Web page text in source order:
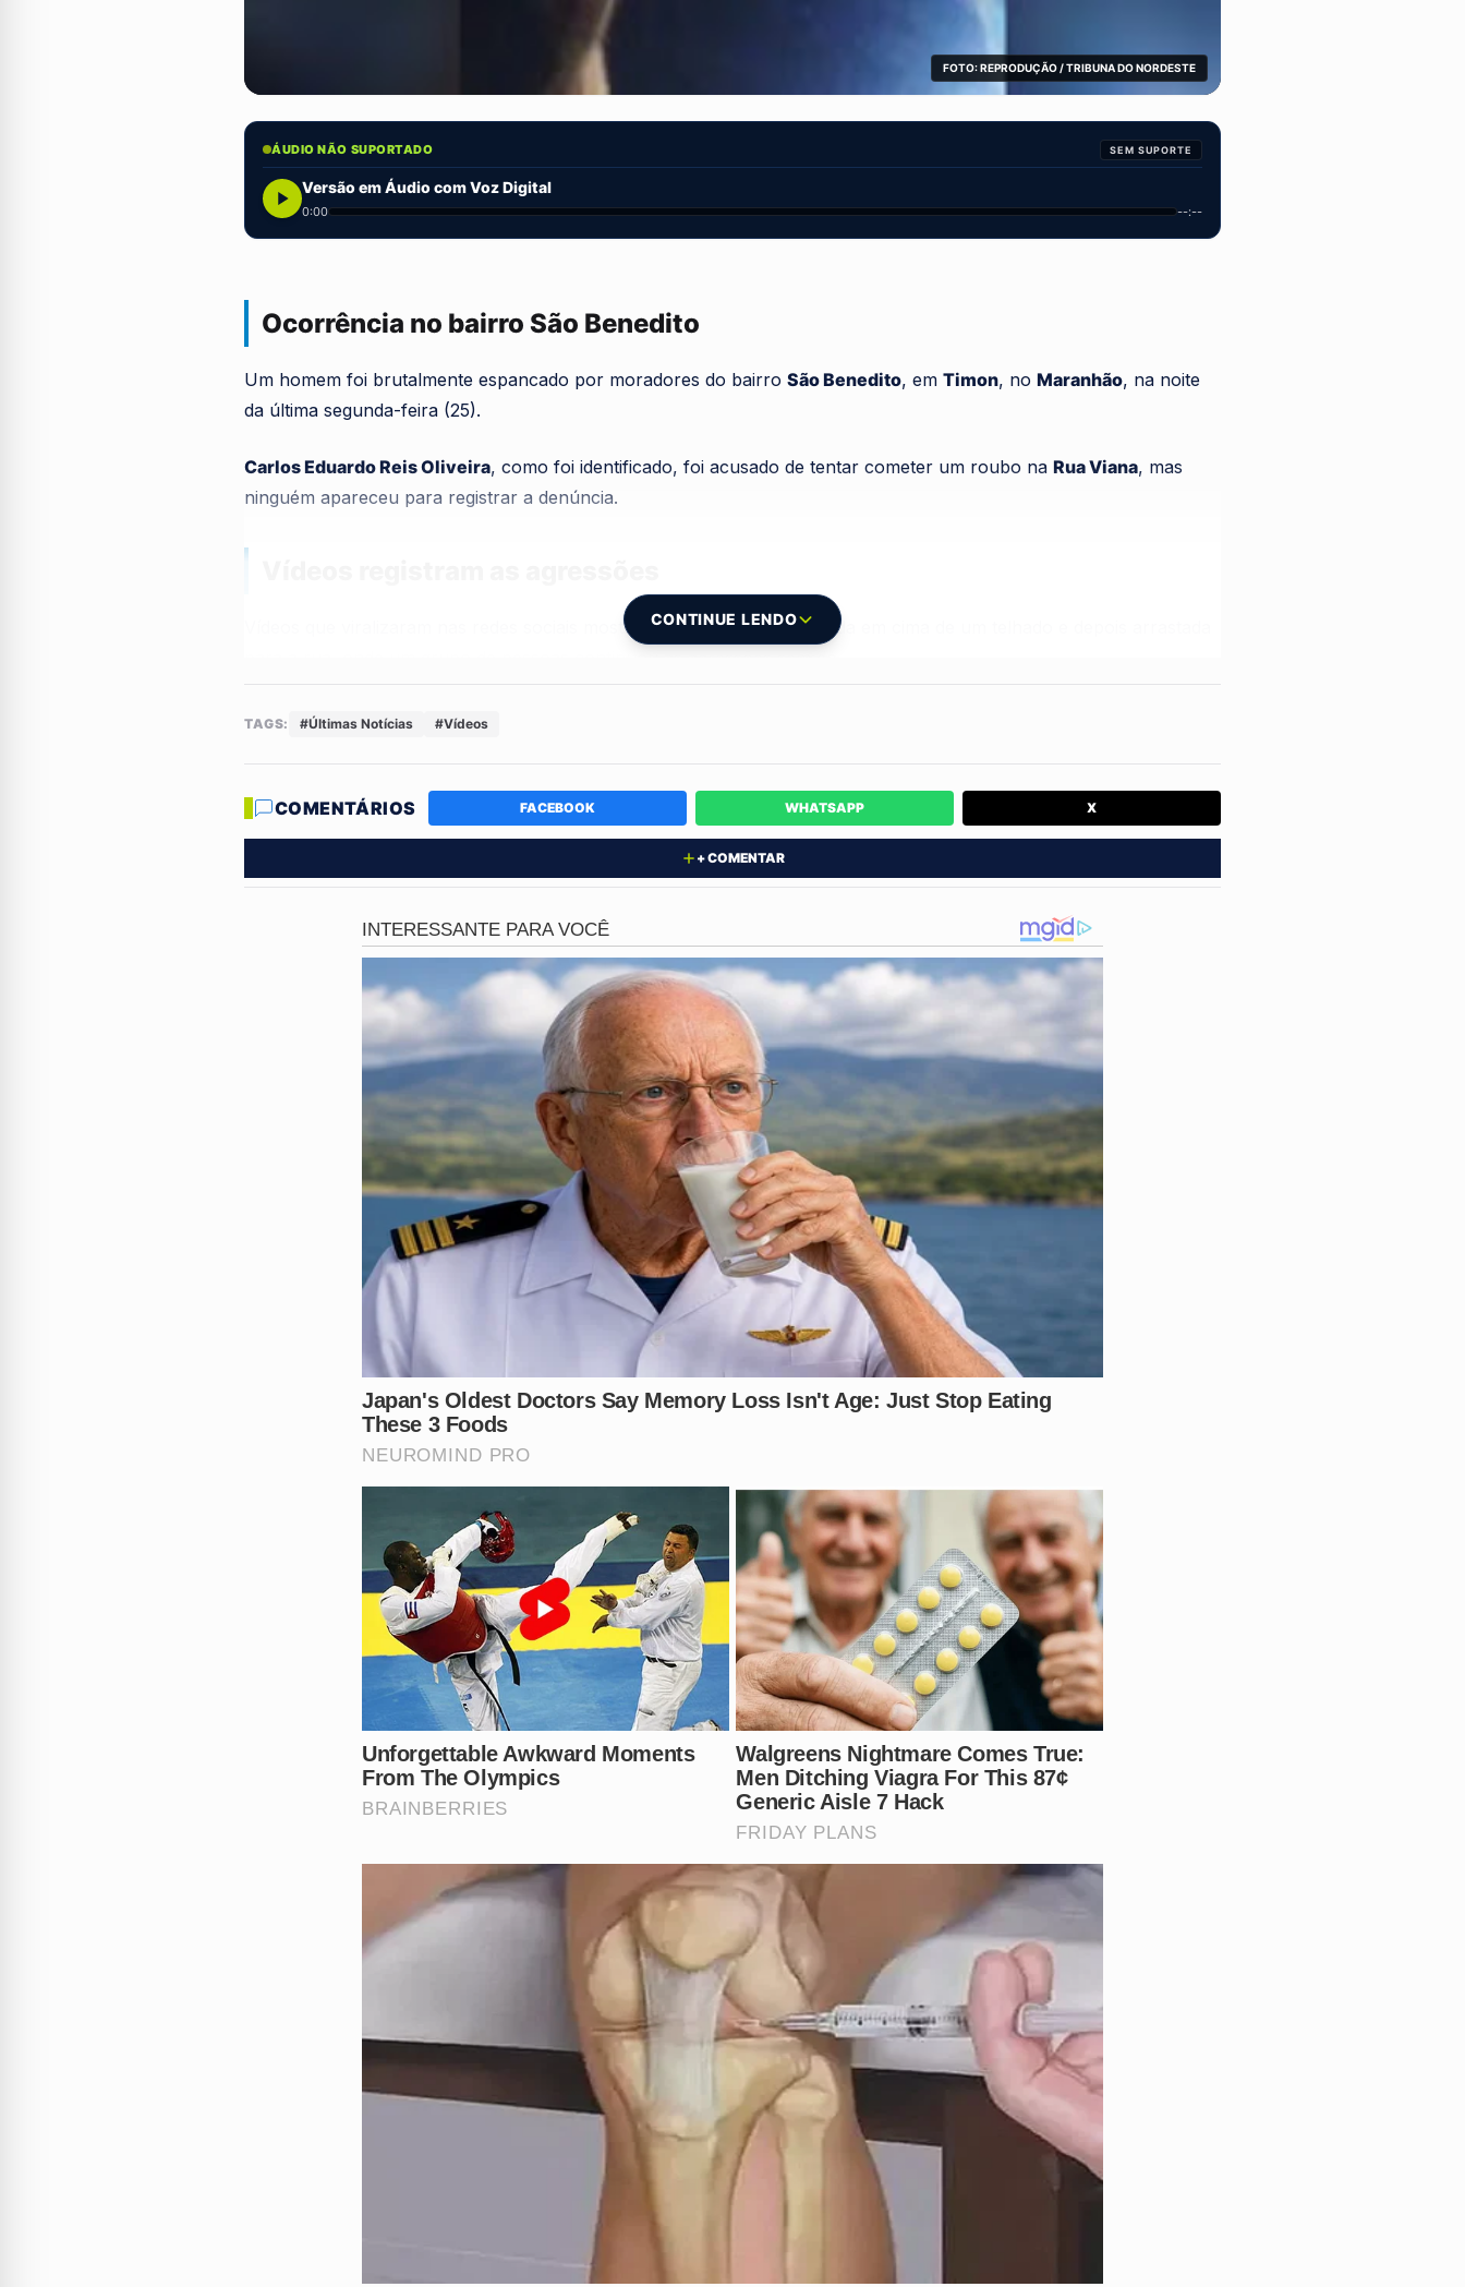
FOTO: REPRODUÇÃO / TRIBUNA DO NORDESTE
ÁUDIO NÃO SUPORTADO SEM SUPORTE
Versão em Áudio com Voz Digital
0:00 --:--
Ocorrência no bairro São Benedito
Um homem foi brutalmente espancado por moradores do bairro São Benedito, em Timon, no Maranhão, na noite
da última segunda-feira (25).
Carlos Eduardo Reis Oliveira, como foi identificado, foi acusado de tentar cometer um roubo na Rua Viana, mas
ninguém apareceu para registrar a denúncia.
Vídeos que viralizaram nas redes sociais mostram a vítima sendo agredida em cima de um telhado e depois arrastada
O Serviço de Atendimento Móvel de Urgência (Samu)
Histórico do suspeito
Curiosamente, o suspeito não portava arma ou qualquer objeto ilícito no momento do ataque, apesar de já possuir
O que você acha dessa atitude dos populares? Conta nos comentários!
CONTINUE LENDO
TAGS: #Últimas Notícias #Vídeos
COMENTÁRIOS FACEBOOK WHATSAPP X
+ COMENTAR